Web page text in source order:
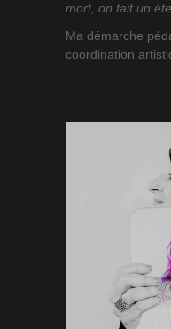
mort, on fait un
Ma démarche
coordination